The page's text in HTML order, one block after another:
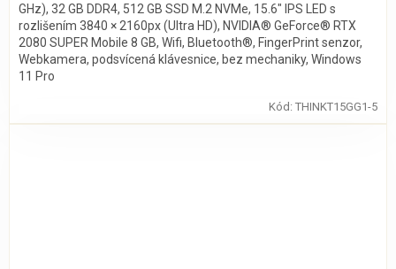
GHz), 32 GB DDR4, 512 GB SSD M.2 NVMe, 15.6″ IPS LED s
rozlišením 3840 × 2160px (Ultra HD), NVIDIA® GeForce® RTX
2080 SUPER Mobile 8 GB, Wifi, Bluetooth®, FingerPrint senzor,
Webkamera, podsvícená klávesnice, bez mechaniky, Windows
11 Pro
Kód: THINKT15GG1-5